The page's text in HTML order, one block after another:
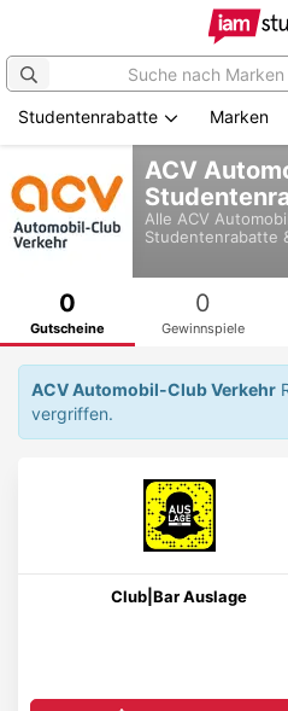
Hauptinhalt
springen
Studentenrabatte Marken
ACV
Alle ACV
Studentenrabatte
0
Gutscheine
0
Gewinnspiele
ACV Automobil-Club Verkehr
vergriffen.
Club|Bar Auslage